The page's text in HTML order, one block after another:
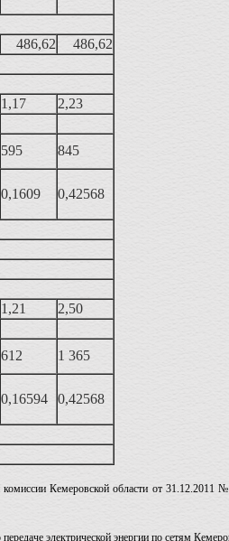
486,62
486,62
1,17
2,23
595 845
0,1609 0,42568
1,21
2,50
612 1 365
0,16594 0,42568
Кемеровской области от 31.12.2011
электрической энергии по сетям